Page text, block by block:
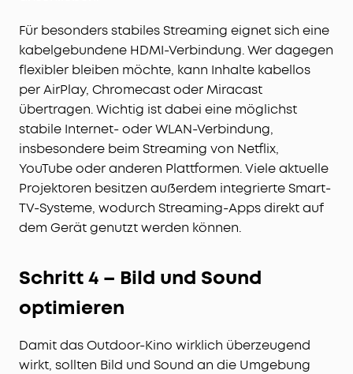
Für besonders stabiles Streaming eignet sich eine
kabelgebundene HDMI-Verbindung. Wer dagegen
flexibler bleiben möchte, kann Inhalte kabellos
per AirPlay, Chromecast oder Miracast
übertragen. Wichtig ist dabei eine möglichst
stabile Internet- oder WLAN-Verbindung,
insbesondere beim Streaming von Netflix,
YouTube oder anderen Plattformen. Viele aktuelle
Projektoren besitzen außerdem integrierte Smart-
TV-Systeme, wodurch Streaming-Apps direkt auf
dem Gerät genutzt werden können.
Schritt 4 – Bild und Sound
optimieren
Damit das Outdoor-Kino wirklich überzeugend
wirkt, sollten Bild und Sound an die Umgebung